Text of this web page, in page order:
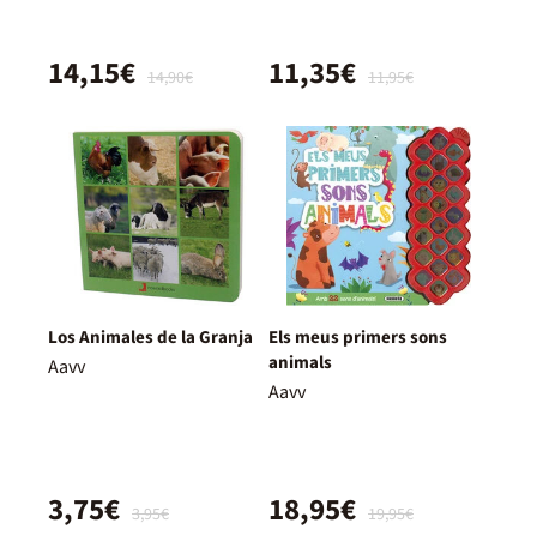
14,90€
14,15€ 11,95€
11,35€
Los Animales de la Granja
Aavv
3,95€
3,75€
Els meus primers sons
animals
Aavv
19,95€
18,95€